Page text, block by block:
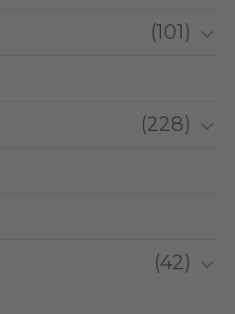
(101)
(228)
(42)